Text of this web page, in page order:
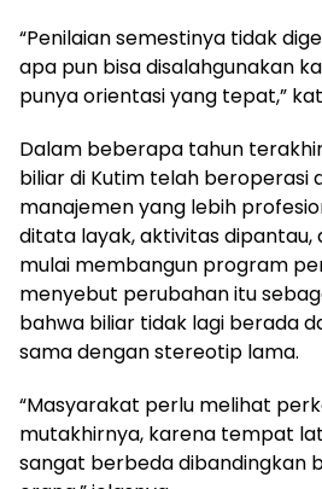
“Penilaian semestinya tidak
apa pun bisa disalahgunakan
punya orientasi yang tepat,”
Dalam beberapa tahun
biliar di Kutim telah beroperasi
manajemen yang lebih
ditata layak, aktivitas dipantau,
mulai membangun program
menyebut perubahan itu
bahwa biliar tidak lagi berada
sama dengan stereotip lama.
“Masyarakat perlu melihat
mutakhirnya, karena tempat
sangat berbeda dibandingkan